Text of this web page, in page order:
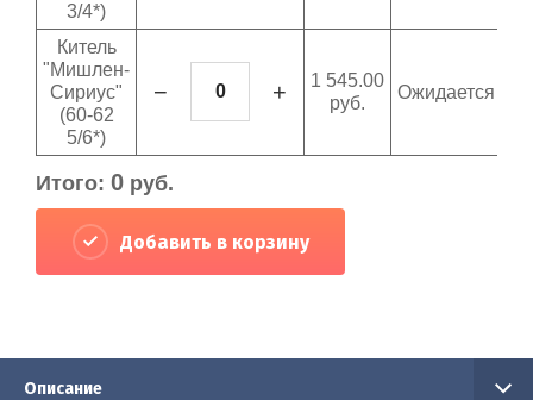
3/4*)
Китель
"Мишлен-
Сириус"
(60-62
5/6*)
− +
1 545.00
руб.
Ожидается
Итого: 0 руб.
Добавить в корзину
Описание